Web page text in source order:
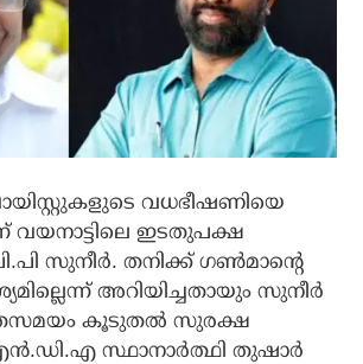
വധഭീഷണിയെ
വയനാട്ടിലെ ഇടതുപക്ഷ
സുനീര്‍. തനിക്ക് ഗണ്‍മാന്റെ
അറിയിച്ചതായും സുനീര്‍
കൂടുതല്‍ സുരക്ഷ
സ്ഥാനാര്‍ത്ഥി തുഷാര്‍